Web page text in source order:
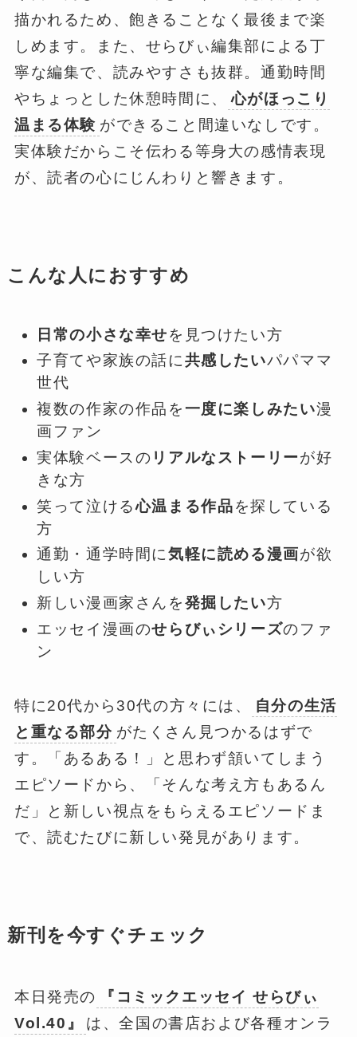
描かれるため、飽きることなく最後まで楽
しめます。また、せらびぃ編集部による丁
寧な編集で、読みやすさも抜群。通勤時間
やちょっとした休憩時間に、
心がほっこり
温まる体験 ができること間違いなしです。
実体験だからこそ伝わる等身大の感情表現
が、読者の心にじんわりと響きます。
こんな人におすすめ
日常の小さな幸せを見つけたい方
子育てや家族の話に共感したいパパママ
世代
複数の作家の作品を一度に楽しみたい漫
画ファン
実体験ベースの リアルなストーリーが好
きな方
笑って泣ける心温まる作品を探している
方
通勤・通学時間に気軽に読める漫画が欲
しい方
新しい漫画家さんを発掘したい方
エッセイ漫画のせらびぃシリーズのファ
ン
特に20代から30代の方々には、
自分の生活
と重なる部分 がたくさん見つかるはずで
す。「あるある！」と思わず頷いてしまう
エピソードから、「そんな考え方もあるん
だ」と新しい視点をもらえるエピソードま
で、読むたびに新しい発見があります。
新刊を今すぐチェック
本日発売の
『コミックエッセイ せらびぃ
Vol.40』
は、全国の書店および各種オンラ